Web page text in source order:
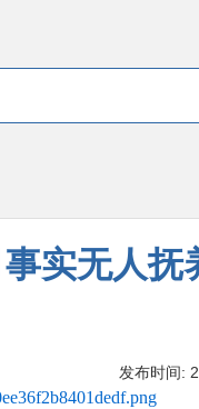
事实无人
发布时间: